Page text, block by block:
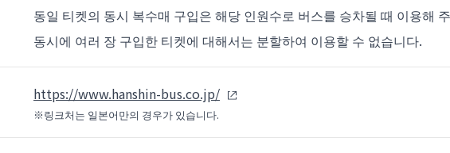
동일 티켓의 동시 복수매 구입은 해당 인원수로 버스를 승차될 때 이용해
동시에 여러 장 구입한 티켓에 대해서는 분할하여 이용할 수 없습니다.
https://www.hanshin-bus.co.jp/
※링크처는 일본어만의 경우가 있습니다.